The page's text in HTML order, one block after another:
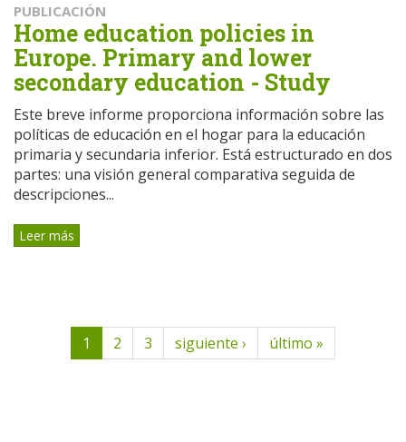
PUBLICACIÓN
Home education policies in
Europe. Primary and lower
secondary education - Study
Este breve informe proporciona información sobre las
políticas de educación en el hogar para la educación
primaria y secundaria inferior. Está estructurado en dos
partes: una visión general comparativa seguida de
descripciones...
Leer más
1 2 3 siguiente › último »